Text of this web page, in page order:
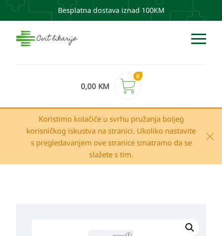
Besplatna dostava iznad 100KM
0,00 KM
0
Koristimo kolačiće u svrhu pružanja boljeg
korisničkog iskustva na stranici. Ukoliko nastavite
s pregledavanjem ove stranice smatramo da se
slažete s tim.